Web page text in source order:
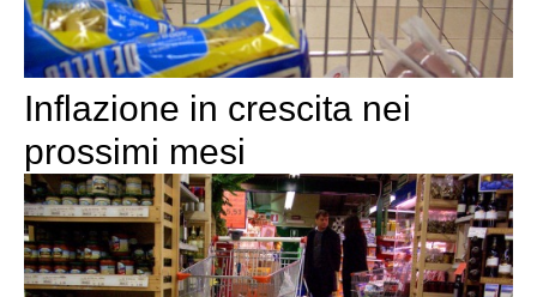
Inflazione in crescita nei
prossimi mesi